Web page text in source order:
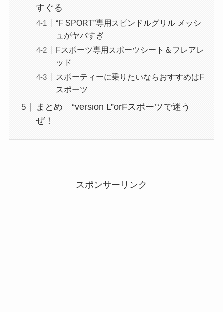
すぐる
“F SPORT”専用スピンドルグリル メッシ
ュがヤバすぎ
Fスポーツ専用スポーツシート＆フレアレ
ッド
スポーティーに乗りたいならおすすめはF
スポーツ
まとめ “version L”orFスポーツで迷う
ぜ！
スポンサーリンク